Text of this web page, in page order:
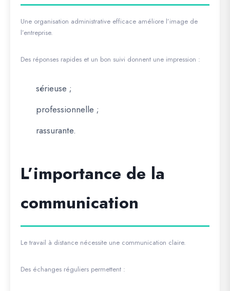
Une organisation administrative efficace améliore l’image de
l’entreprise.
Des réponses rapides et un bon suivi donnent une impression :
sérieuse ;
professionnelle ;
rassurante.
L’importance de la
communication
Le travail à distance nécessite une communication claire.
Des échanges réguliers permettent :